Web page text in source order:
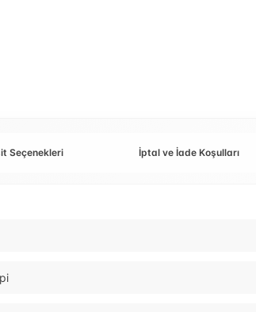
Seçenekleri İptal ve İade Koşulları